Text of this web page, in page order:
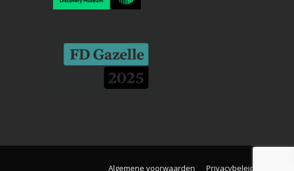
Algemene voorwaarden Privacybeleid